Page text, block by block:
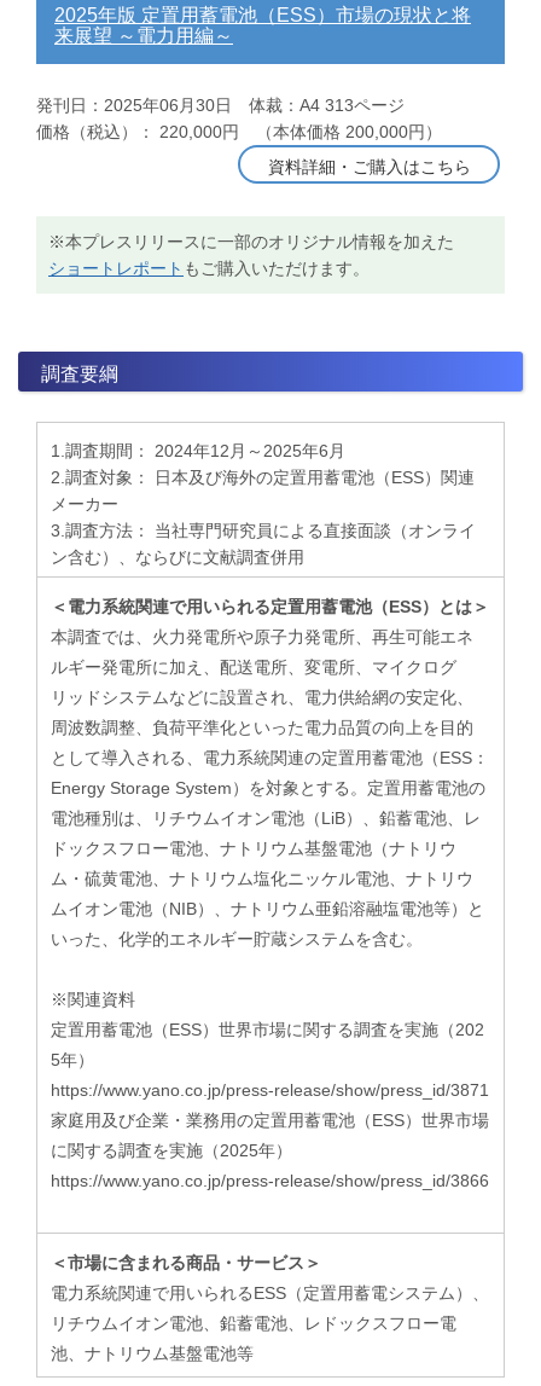
2025年版 定置用蓄電池（ESS）市場の現状と将
来展望 ～電力用編～
発刊日：2025年06月30日 体裁：A4 313ページ
価格（税込）： 220,000円 （本体価格 200,000円）
資料詳細・ご購入はこちら
※本プレスリリースに一部のオリジナル情報を加えた
ショートレポート もご購入いただけます。
調査要綱
1.調査期間： 2024年12月～2025年6月
2.調査対象： 日本及び海外の定置用蓄電池（ESS）関連
メーカー
3.調査方法： 当社専門研究員による直接面談（オンライ
ン含む）、ならびに文献調査併用
＜電力系統関連で用いられる定置用蓄電池（ESS）とは＞
本調査では、火力発電所や原子力発電所、再生可能エネ
ルギー発電所に加え、配送電所、変電所、マイクログ
リッドシステムなどに設置され、電力供給網の安定化、
周波数調整、負荷平準化といった電力品質の向上を目的
として導入される、電力系統関連の定置用蓄電池（ESS：
Energy Storage System）を対象とする。定置用蓄電池の
電池種別は、リチウムイオン電池（LiB）、鉛蓄電池、レ
ドックスフロー電池、ナトリウム基盤電池（ナトリウ
ム・硫黄電池、ナトリウム塩化ニッケル電池、ナトリウ
ムイオン電池（NIB）、ナトリウム亜鉛溶融塩電池等）と
いった、化学的エネルギー貯蔵システムを含む。
※関連資料
定置用蓄電池（ESS）世界市場に関する調査を実施（202
5年）
https://www.yano.co.jp/press-release/show/press_id/3871
​家庭用及び企業・業務用の定置用蓄電池（ESS）世界市場
に関する調査を実施（2025年）
https://www.yano.co.jp/press-release/show/press_id/3866
＜市場に含まれる商品・サービス＞
電力系統関連で用いられるESS（定置用蓄電システム）、
リチウムイオン電池、鉛蓄電池、レドックスフロー電
池、ナトリウム基盤電池等